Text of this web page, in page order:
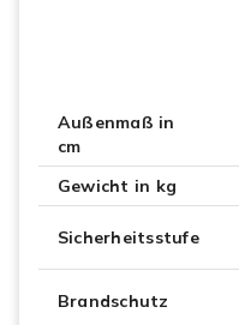
Außenmaß in
cm
Gewicht in kg
Sicherheitsstufe
Brandschutz